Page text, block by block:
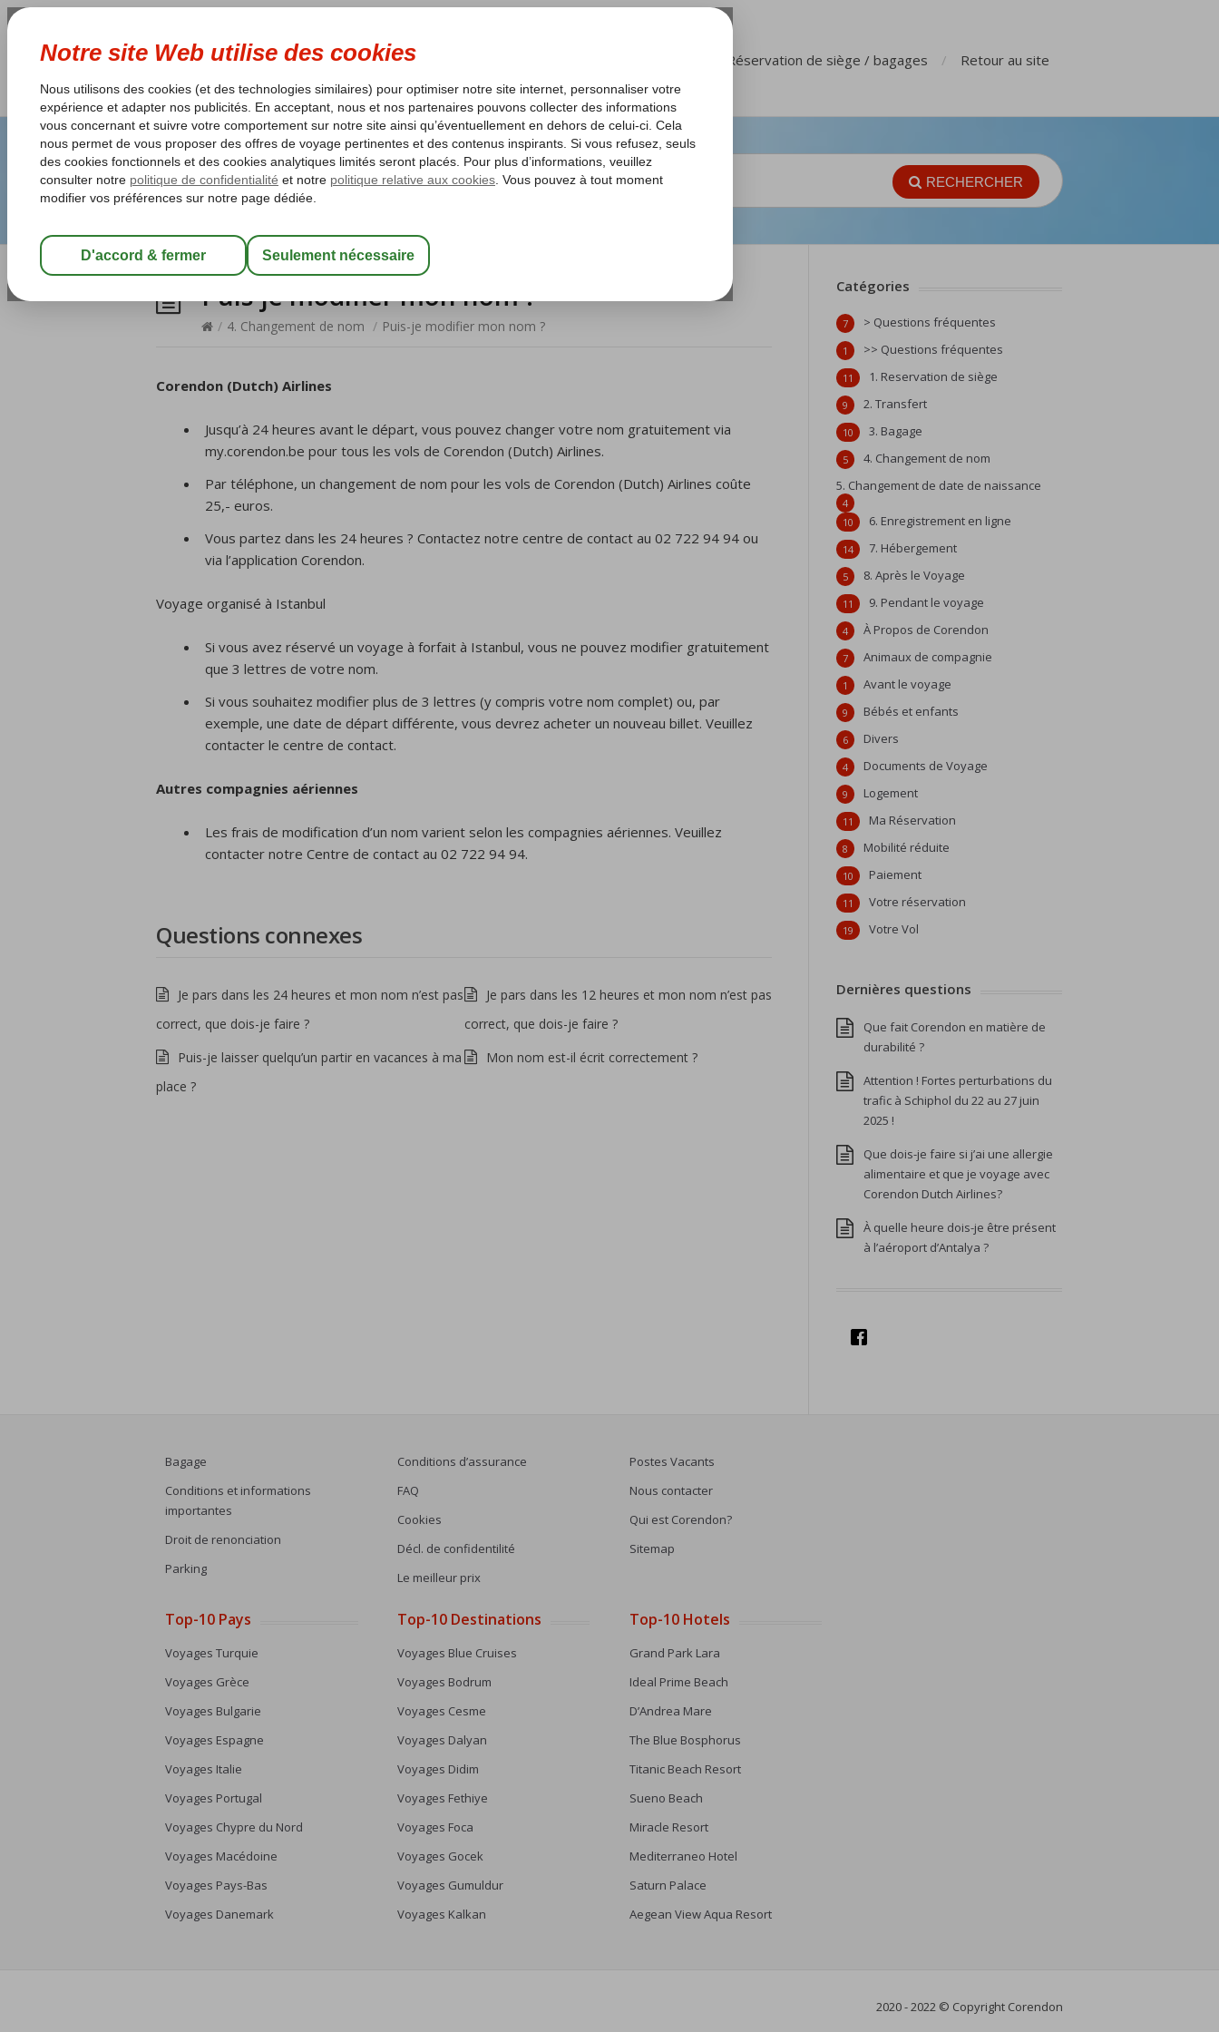
Réservation de siège / bagages Retour au site
RECHERCHER
Puis-je modifier mon nom ?
/ 4. Changement de nom / Puis-je modifier mon nom ?
Corendon (Dutch) Airlines
Jusqu’à 24 heures avant le départ, vous pouvez changer votre nom gratuitement via
my.corendon.be pour tous les vols de Corendon (Dutch) Airlines.
Par téléphone, un changement de nom pour les vols de Corendon (Dutch) Airlines coûte
25,- euros.
Vous partez dans les 24 heures ? Contactez notre centre de contact au 02 722 94 94 ou
via l’application Corendon.
Voyage organisé à Istanbul
Si vous avez réservé un voyage à forfait à Istanbul, vous ne pouvez modifier gratuitement
que 3 lettres de votre nom.
Si vous souhaitez modifier plus de 3 lettres (y compris votre nom complet) ou, par
exemple, une date de départ différente, vous devrez acheter un nouveau billet. Veuillez
contacter le centre de contact.
Autres compagnies aériennes
Les frais de modification d’un nom varient selon les compagnies aériennes. Veuillez
contacter notre Centre de contact au 02 722 94 94.
Questions connexes
Je pars dans les 24 heures et mon nom n’est pas
correct, que dois-je faire ?
Je pars dans les 12 heures et mon nom n’est pas
correct, que dois-je faire ?
Puis-je laisser quelqu’un partir en vacances à ma
place ?
Mon nom est-il écrit correctement ?
Catégories
> Questions fréquentes
7
>> Questions fréquentes
1
1. Reservation de siège
11
2. Transfert
9
3. Bagage
10
4. Changement de nom
5
5. Changement de date de naissance
4
6. Enregistrement en ligne
10
7. Hébergement
14
8. Après le Voyage
5
9. Pendant le voyage
11
À Propos de Corendon
4
Animaux de compagnie
7
Avant le voyage
1
Bébés et enfants
9
Divers
6
Documents de Voyage
4
Logement
9
Ma Réservation
11
Mobilité réduite
8
Paiement
10
Votre réservation
11
Votre Vol
19
Dernières questions
Que fait Corendon en matière de
durabilité ?
Attention ! Fortes perturbations du
trafic à Schiphol du 22 au 27 juin
2025 !
Que dois-je faire si j’ai une allergie
alimentaire et que je voyage avec
Corendon Dutch Airlines?
À quelle heure dois-je être présent
à l’aéroport d’Antalya ?
Bagage
Conditions et informations
importantes
Droit de renonciation
Parking
Conditions d’assurance
FAQ
Cookies
Décl. de confidentilité
Le meilleur prix
Postes Vacants
Nous contacter
Qui est Corendon?
Sitemap
Top-10 Pays
Voyages Turquie
Voyages Grèce
Voyages Bulgarie
Voyages Espagne
Voyages Italie
Voyages Portugal
Voyages Chypre du Nord
Voyages Macédoine
Voyages Pays-Bas
Voyages Danemark
Top-10 Destinations
Voyages Blue Cruises
Voyages Bodrum
Voyages Cesme
Voyages Dalyan
Voyages Didim
Voyages Fethiye
Voyages Foca
Voyages Gocek
Voyages Gumuldur
Voyages Kalkan
Top-10 Hotels
Grand Park Lara
Ideal Prime Beach
D’Andrea Mare
The Blue Bosphorus
Titanic Beach Resort
Sueno Beach
Miracle Resort
Mediterraneo Hotel
Saturn Palace
Aegean View Aqua Resort
2020 - 2022 © Copyright Corendon